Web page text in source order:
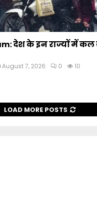
देश के इन राज्यों में
August 7, 2026 0 10
LOAD MORE POSTS